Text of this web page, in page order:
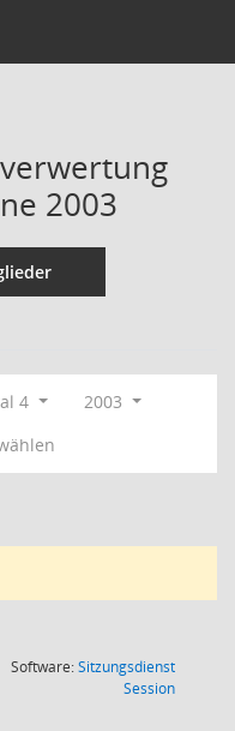
2003
4
2003
Software:Sitzungsdienst
Session(Wird in